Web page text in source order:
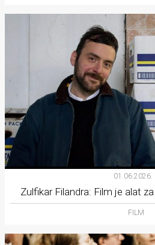
01.06.2026.
Zulfikar Filandra: Film je alat
FILM